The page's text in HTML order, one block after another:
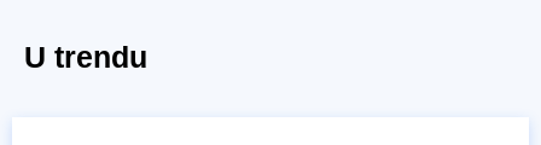
U trendu